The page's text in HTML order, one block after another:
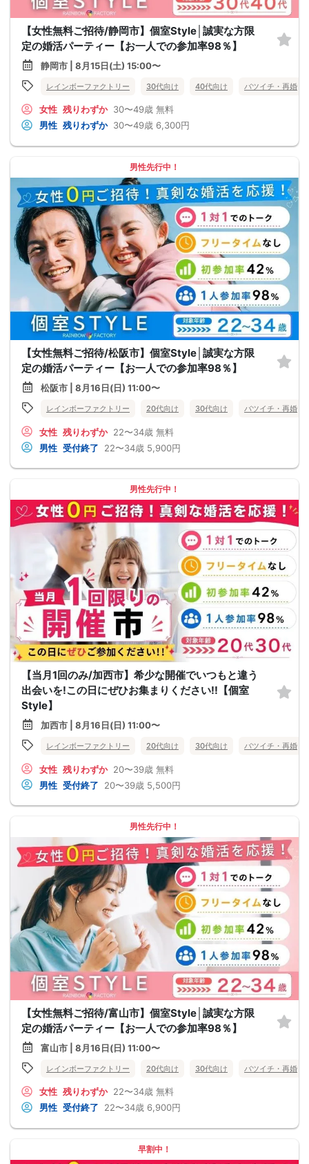
【女性無料ご招待/静岡市】個室Style│誠実な方限
定の婚活パーティー【お一人での参加率98％】
静岡市 | 8月15日(土) 15:00〜
レインボーファクトリー 30代向け 40代向け バツイチ・再婚
女性 残りわずか 30〜49歳 無料
男性 残りわずか 30〜49歳 6,300円
男性先行中！
【女性無料ご招待/松阪市】個室Style│誠実な方限
定の婚活パーティー【お一人での参加率98％】
松阪市 | 8月16日(日) 11:00〜
レインボーファクトリー 20代向け 30代向け バツイチ・再婚
女性 残りわずか 22〜34歳 無料
男性 受付終了 22〜34歳 5,900円
男性先行中！
【当月1回のみ/加西市】希少な開催でいつもと違う
出会いを!この日にぜひお集まりください!!【個室
Style】
加西市 | 8月16日(日) 11:00〜
レインボーファクトリー 20代向け 30代向け バツイチ・再婚
女性 残りわずか 20〜39歳 無料
男性 受付終了 20〜39歳 5,500円
男性先行中！
【女性無料ご招待/富山市】個室Style│誠実な方限
定の婚活パーティー【お一人での参加率98％】
富山市 | 8月16日(日) 11:00〜
レインボーファクトリー 20代向け 30代向け バツイチ・再婚
女性 残りわずか 22〜34歳 無料
男性 受付終了 22〜34歳 6,900円
早割中！